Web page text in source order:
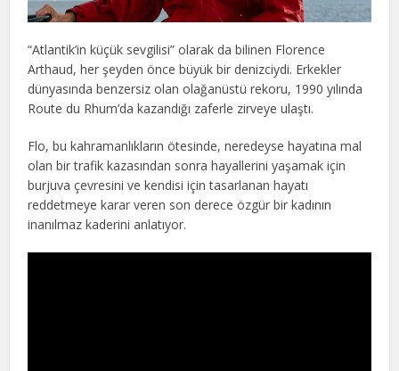
“Atlantik’in küçük sevgilisi” olarak da bilinen Florence
Arthaud, her şeyden önce büyük bir denizciydi. Erkekler
dünyasında benzersiz olan olağanüstü rekoru, 1990 yılında
Route du Rhum’da kazandığı zaferle zirveye ulaştı.
Flo, bu kahramanlıkların ötesinde, neredeyse hayatına mal
olan bir trafik kazasından sonra hayallerini yaşamak için
burjuva çevresini ve kendisi için tasarlanan hayatı
reddetmeye karar veren son derece özgür bir kadının
inanılmaz kaderini anlatıyor.